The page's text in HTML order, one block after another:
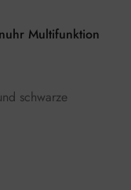
Multifunktion
schwarze